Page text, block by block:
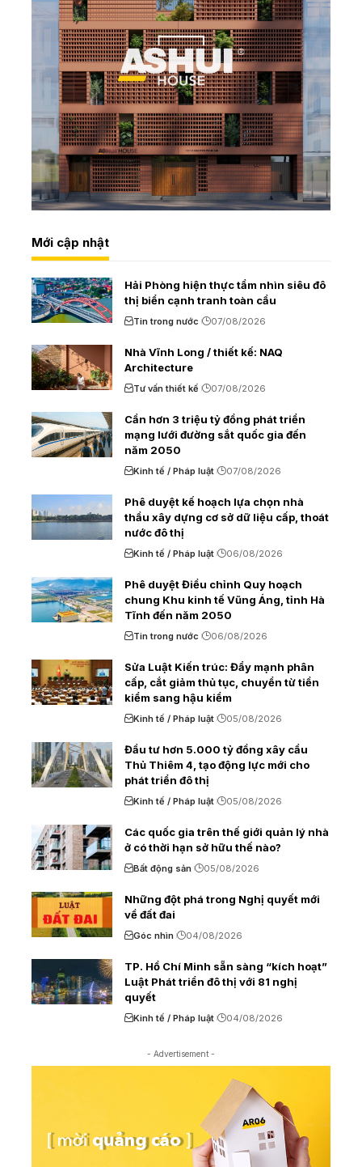
Mới cập nhật
Hải Phòng hiện thực tầm nhìn siêu đô
thị biển cạnh tranh toàn cầu
Tin trong nước 07/08/2026
Nhà Vĩnh Long / thiết kế: NAQ
Architecture
Tư vấn thiết kế 07/08/2026
Cần hơn 3 triệu tỷ đồng phát triển
mạng lưới đường sắt quốc gia đến
năm 2050
Kinh tế / Pháp luật 07/08/2026
Phê duyệt kế hoạch lựa chọn nhà
thầu xây dựng cơ sở dữ liệu cấp, thoát
nước đô thị
Kinh tế / Pháp luật 06/08/2026
Phê duyệt Điều chỉnh Quy hoạch
chung Khu kinh tế Vũng Áng, tỉnh Hà
Tĩnh đến năm 2050
Tin trong nước 06/08/2026
Sửa Luật Kiến trúc: Đẩy mạnh phân
cấp, cắt giảm thủ tục, chuyển từ tiền
kiểm sang hậu kiểm
Kinh tế / Pháp luật 05/08/2026
Đầu tư hơn 5.000 tỷ đồng xây cầu
Thủ Thiêm 4, tạo động lực mới cho
phát triển đô thị
Kinh tế / Pháp luật 05/08/2026
Các quốc gia trên thế giới quản lý nhà
ở có thời hạn sở hữu thế nào?
Bất động sản 05/08/2026
Những đột phá trong Nghị quyết mới
về đất đai
Góc nhìn 04/08/2026
TP. Hồ Chí Minh sẵn sàng “kích hoạt”
Luật Phát triển đô thị với 81 nghị
quyết
Kinh tế / Pháp luật 04/08/2026
- Advertisement -